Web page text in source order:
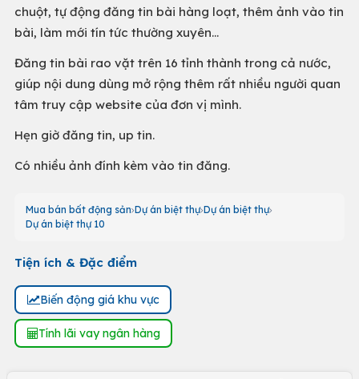
chuột, tự động đăng tin bài hàng loạt, thêm ảnh vào tin
bài, làm mới tín tức thường xuyên…
Đăng tin bài rao vặt trên 16 tỉnh thành trong cả nước,
giúp nội dung dùng mở rộng thêm rất nhiều người quan
tâm truy cập website của đơn vị mình.
Hẹn giờ đăng tin, up tin.
Có nhiều ảnh đính kèm vào tin đăng.
Mua bán bất động sản Dự án biệt thự Dự án biệt thự
Dự án biệt thự 10
Tiện ích & Đặc điểm
Biến động giá khu vực
Tính lãi vay ngân hàng